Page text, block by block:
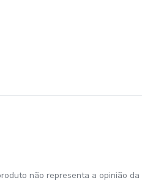
não representa a opinião